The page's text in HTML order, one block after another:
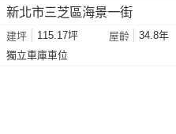
新北市三芝區海景一街
建坪 115.17坪 屋齡 34.8年
獨立車庫車位